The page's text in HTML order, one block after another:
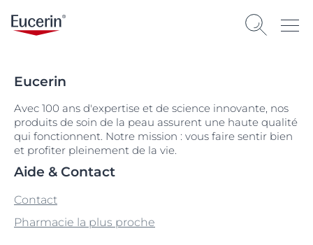
Eucerin
Avec 100 ans d'expertise et de science innovante, nos
produits de soin de la peau assurent une haute qualité
qui fonctionnent. Notre mission : vous faire sentir bien
et profiter pleinement de la vie.
Aide & Contact
Contact
Pharmacie la plus proche